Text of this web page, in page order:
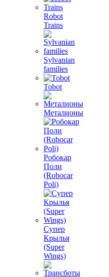
Robot
Trains
Sylvanian
families
Tobot
Металионы
Робокар
Поли
(Robocar
Poli)
Супер
Крылья
(Super
Wings)